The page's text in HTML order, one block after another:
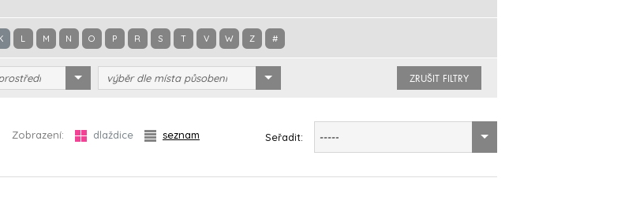
L M N O P R S T V W Z #
výběr dle místa působení ZRUŠIT FILTRY
Zobrazení: dlaždice seznam Seřadit: -----